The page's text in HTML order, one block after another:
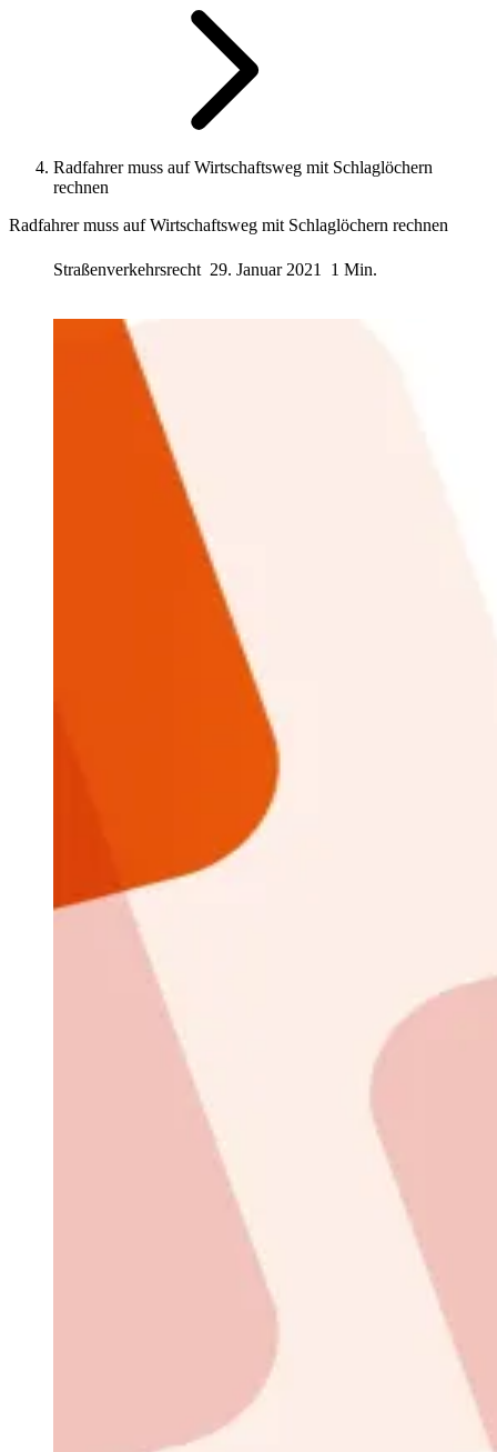
Radfahrer muss auf Wirtschaftsweg mit Schlaglöchern
rechnen
Radfahrer muss auf Wirtschaftsweg mit Schlaglöchern rechnen
Straßenverkehrsrecht 29. Januar 2021 1 Min.